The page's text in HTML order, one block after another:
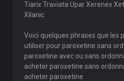
Tiarix Traviata Upar Xerenex
Xilanic
Voici quelques phrases que les
utiliser pour paroxetine sans
paroxetine avec ou sans
acheter paroxetine sans
acheter paroxetine